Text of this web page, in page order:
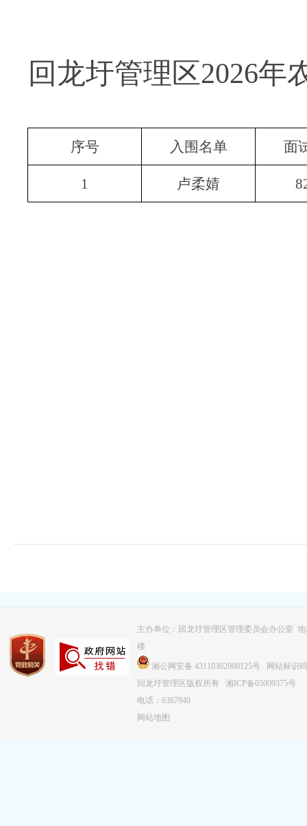
回龙圩管理区2026年
序号 入围名单 面
1 卢柔婧
主办单位：回龙圩管理区管理委员会办公室
楼
湘公网安备 43110302000125号
网站标识
回龙圩管理区版权所有 湘ICP备05009375号
电话：6367940
网站地图